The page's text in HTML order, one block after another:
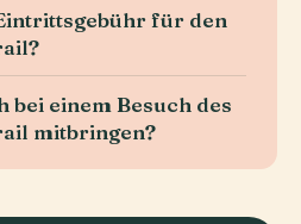
für den
bei einem Besuch des
mitbringen?